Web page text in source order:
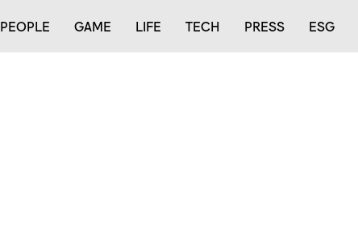
PEOPLE GAME LIFE TECH PRESS ESG